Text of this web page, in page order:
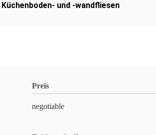
Küchenboden- und -wandfliesen
Preis
negotiable